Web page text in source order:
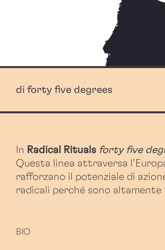
di forty five degrees
In Radical Rituals forty five
Questa linea attraversa
rafforzano il potenziale di
radicali perché sono
BIO